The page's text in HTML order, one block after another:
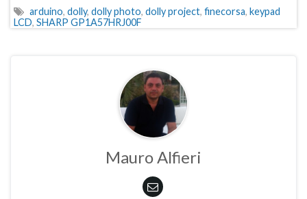
arduino, dolly, dolly photo, dolly project, finecorsa, keypad
LCD, SHARP GP1A57HRJ00F
Mauro Alfieri